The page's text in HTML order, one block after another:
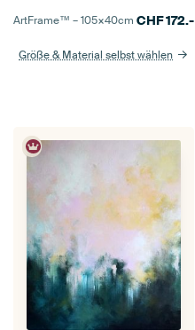
ArtFrame™ –105×40cm CHF172.-
Größe & Material selbst wählen